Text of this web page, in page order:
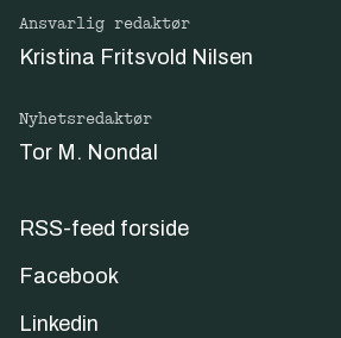
Ansvarlig redaktør
Kristina Fritsvold Nilsen
Nyhetsredaktør
Tor M. Nondal
RSS-feed forside
Facebook
Linkedin